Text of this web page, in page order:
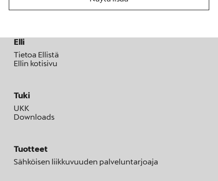
Elli
Tietoa Ellistä
Ellin kotisivu
Tuki
UKK
Downloads
Tuotteet
Sähköisen liikkuvuuden palveluntarjoaja